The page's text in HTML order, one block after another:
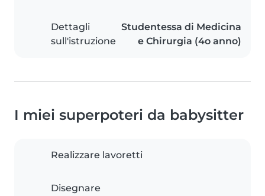
Dettagli
sull'istruzione
Studentessa di Medicina
e Chirurgia (4o anno)
I miei superpoteri da babysitter
Realizzare lavoretti
Disegnare